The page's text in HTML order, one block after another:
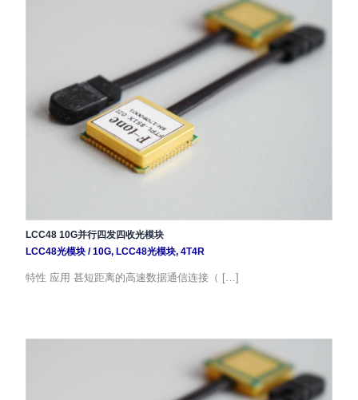
LCC48 10G并行四发四收光模块
LCC48光模块/10G, LCC48光模块, 4T4R
特性 应用 甚短距离的高速数据通信连接（ […]